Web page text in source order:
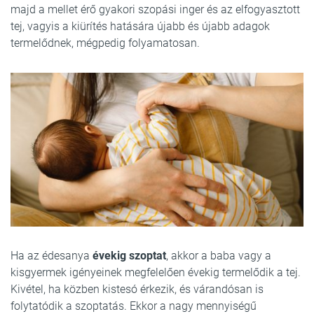
majd a mellet érő gyakori szopási inger és az elfogyasztott
tej, vagyis a kiürítés hatására újabb és újabb adagok
termelődnek, mégpedig folyamatosan.
Ha az édesanya évekig szoptat, akkor a baba vagy a
kisgyermek igényeinek megfelelően évekig termelődik a tej.
Kivétel, ha közben kistesó érkezik, és várandósan is
folytatódik a szoptatás. Ekkor a nagy mennyiségű